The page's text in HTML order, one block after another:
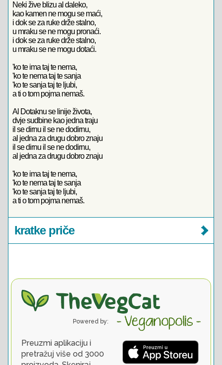
Neki žive blizu al daleko,
kao kamen ne mogu se maći,
i dok se za ruke drže stalno,
u mraku se ne mogu pronaći.
i dok se za ruke drže stalno,
u mraku se ne mogu dotaći.
'ko te ima taj te nema,
'ko te nema taj te sanja
'ko te sanja taj te ljubi,
a ti o tom pojma nemaš.
Al Dotaknu se linije života,
dvje sudbine kao jedna traju
il se dirnu il se ne dodirnu,
al jedna za drugu dobro znaju
il se dirnu il se ne dodirnu,
al jedna za drugu dobro znaju
'ko te ima taj te nema,
'ko te nema taj te sanja
'ko te sanja taj te ljubi,
a ti o tom pojma nemaš.
kratke priče